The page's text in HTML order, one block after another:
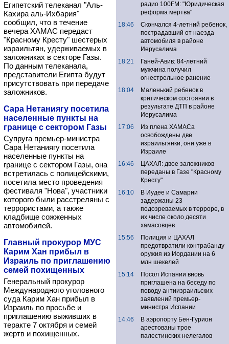
Египетский телеканал "Аль-
Кахира аль-Ихбария"
сообщил, что в течение
вечера ХАМАС передаст
"Красному Кресту" шестерых
израильтян, удерживаемых в
заложниках в секторе Газы.
По данным телеканала,
представители Египта будут
присутствовать при передаче
заложников.
Сара Нетаниягу посетила
населенные пункты на
границе с сектором Газы
Супруга премьер-министра
Сара Нетаниягу посетила
населенные пункты на
границе с сектором Газы, она
встретилась с полицейскими,
посетила место проведения
фестиваля "Нова", участники
которого были расстреляны с
террористами, а также
кладбище сожженных
автомобилей.
Главный прокурор МУС
Карим Хан прибыл в
Израиль по приглашению
семей похищенных
Генеральный прокурор
Международного уголовного
суда Карим Хан прибыл в
Израиль по просьбе и
приглашению выживших в
теракте 7 октября и семей
жертв и похищенных.
радио 100FM: "Юридическая
реформа мертва"
18:46
Скончался 4-летний ребенок,
пострадавший от наезда
автомобиля в районе
Иерусалима
18:21
Ганей-Авив: 84-летний
мужчина получил
огнестрельное ранение
18:04
Маленький ребенок в
критическом состоянии в
результате ДТП в районе
Иерусалима
17:06
Из плена ХАМАСа
освобождены две
израильтянки, они уже в
Израиле
16:46
ЦАХАЛ: двое заложников
переданы в Газе "Красному
Кресту"
16:10
В Иудее и Самарии
задержаны 23
подозреваемых в терроре, в
их числе около десяти
хамасовцев
15:56
Полиция и ЦАХАЛ
предотвратили контрабанду
оружия из Иордании на 6
млн шекелей
15:14
Посол Испании вновь
приглашена на беседу по
поводу антиизраильских
заявлений премьер-
министра Испании
14:46
В аэропорту Бен-Гурион
арестованы трое
палестинских нелегалов